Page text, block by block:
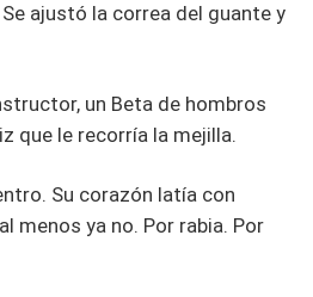
ajustó la correa del guante y
un Beta de hombros
que le recorría la mejilla.
Su corazón latía con
menos ya no. Por rabia. Por